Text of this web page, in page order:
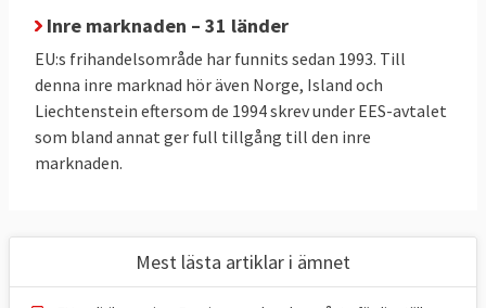
Inre marknaden – 31 länder
EU:s frihandelsområde har funnits sedan 1993. Till
denna inre marknad hör även Norge, Island och
Liechtenstein eftersom de 1994 skrev under EES-avtalet
som bland annat ger full tillgång till den inre
marknaden.
Mest lästa artiklar i ämnet